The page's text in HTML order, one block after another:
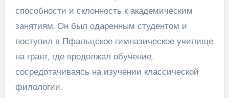
способности и склонность к академическим
занятиям. Он был одаренным студентом и
поступил в Пфальцское гимназическое училище
на грант, где продолжал обучение,
сосредотачиваясь на изучении классической
филологии.